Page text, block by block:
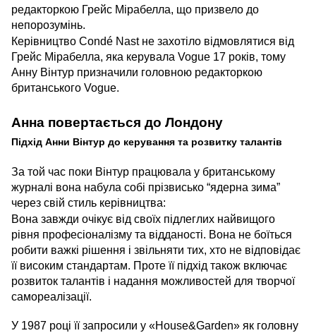
редакторкою Грейс Мірабелла, що призвело до
непорозумінь.
Керівництво Condé Nast не захотіло відмовлятися від
Грейс Мірабелла, яка керувала Vogue 17 років, тому
Анну Вінтур призначили головною редакторкою
британського Vogue.
Анна повертається до Лондону
Підхід Анни Вінтур до керування та розвитку талантів
За той час поки Вінтур працювала у британському
журналі вона набула собі прізвисько “ядерна зима”
через свій стиль керівництва:
Вона завжди очікує від своїх підлеглих найвищого
рівня професіоналізму та відданості. Вона не боїться
робити важкі рішення і звільняти тих, хто не відповідає
її високим стандартам. Проте її підхід також включає
розвиток талантів і надання можливостей для творчої
самореалізації.
У 1987 році її запросили у «House&Garden» як головну